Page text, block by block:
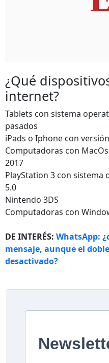
¿Qué
internet?
Tablets con sistema
pasados
iPads o Iphone con
Computadoras con
2017
PlayStation 3 con sistema
5.0
Nintendo 3DS
Computadoras con
DE INTERÉS: WhatsApp:
mensaje, aunque el
desactivado?